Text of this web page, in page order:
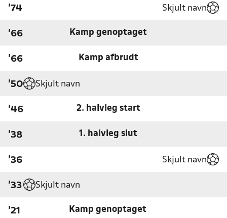
'74 Skjult navn
'66 Kamp genoptaget
'66 Kamp afbrudt
'50 Skjult navn
'46 2. halvleg start
'38 1. halvleg slut
'36 Skjult navn
'33 Skjult navn
'21 Kamp genoptaget